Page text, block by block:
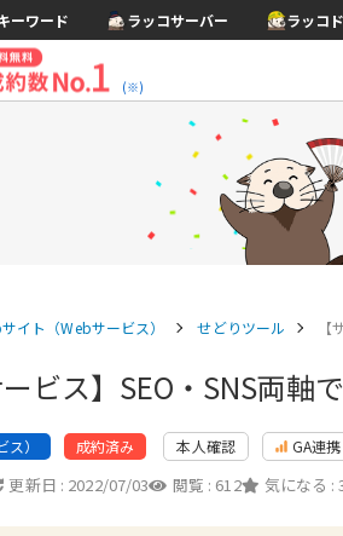
ーワード ラッコサーバー ラッコ
(※)
イト（Webサービス） せどりツール
ービス】SEO・SNS両
） 成約済み 本人確認 GA連携
更新日 : 2022/07/03 閲覧 : 612 気になる :